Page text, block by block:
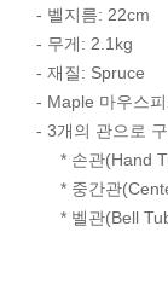
- 벨지름: 22cm
- 무게: 2.1kg
- 재질: Spruce
- Maple 마우스
- 3개의 관으로
* 손관(Hand
* 중간관
* 벨관(Bell